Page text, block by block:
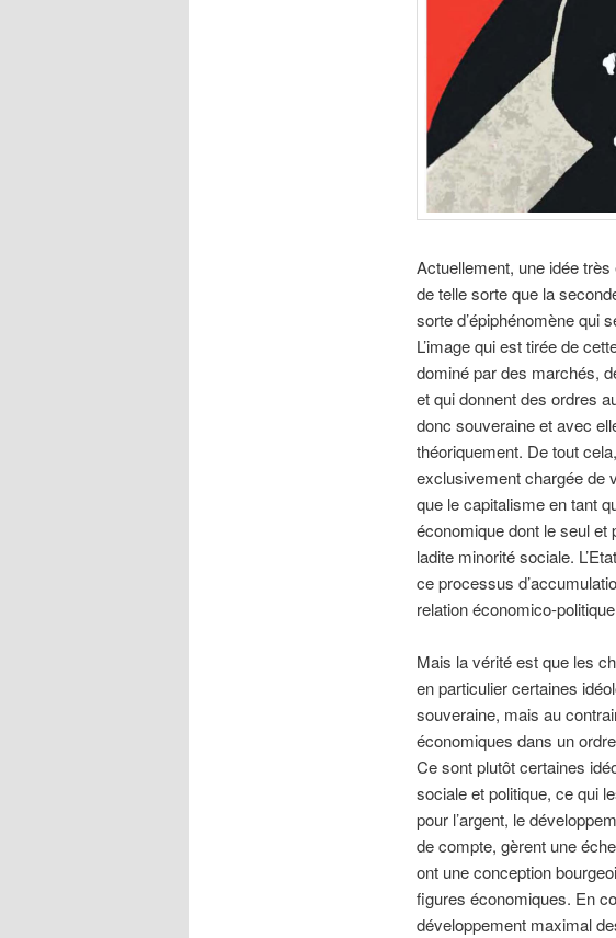
Actuellement, une idée très
de telle sorte que la
sorte d’épiphénomène qui
L’image qui est tirée de
dominé par des marchés,
et qui donnent des ordres
donc souveraine et avec
théoriquement. De tout
exclusivement chargée de
que le capitalisme en tant
économique dont le seul et
ladite minorité sociale.
ce processus
relation économico-
Mais la vérité est que les
en particulier certaines
souveraine, mais au
économiques dans un
Ce sont plutôt certaines
sociale et politique, ce qui
pour l’argent, le
de compte, gèrent une
ont une conception
figures économiques. En
développement maximal